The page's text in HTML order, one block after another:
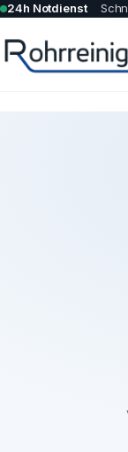
24h Notdienst